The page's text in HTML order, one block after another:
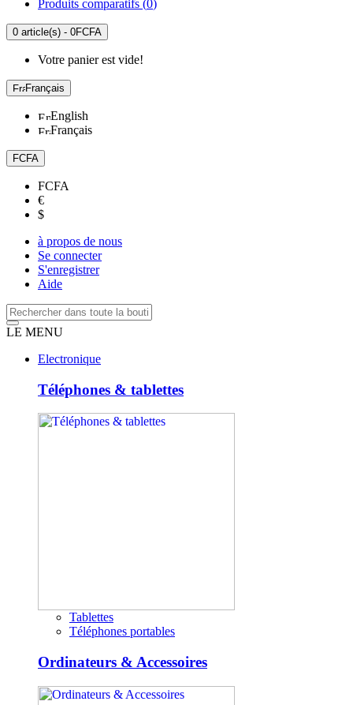
Produits comparatifs (0)
0 article(s) - 0FCFA
Votre panier est vide!
Français
English
Français
FCFA
FCFA
€
$
à propos de nous
Se connecter
S'enregistrer
Aide
LE MENU
Electronique
Téléphones & tablettes
Tablettes
Téléphones portables
Ordinateurs & Accessoires